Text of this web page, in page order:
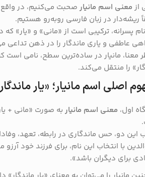
از معنی اسم مانیار صحبت می‌کنیم، در واقع
ریشه‌دار در زبان فارسی روبه‌رو هستیم.
پسرانه، ترکیبی است از «مانی» و «یار»
عاطفی و یاری ماندگار را در ذهن تداعی
معنا، مانیار در ساده‌ترین سطح، نامی
را منتقل می‌کند.
اصلی اسم مانیار؛ «یار
اول، معنی اسم مانیار به صورت «مانی +
این دو، حس ماندگاری در رابطه، تعهد،
با انتخاب این نام، برای فرزند خود
برای دیگران باشد».